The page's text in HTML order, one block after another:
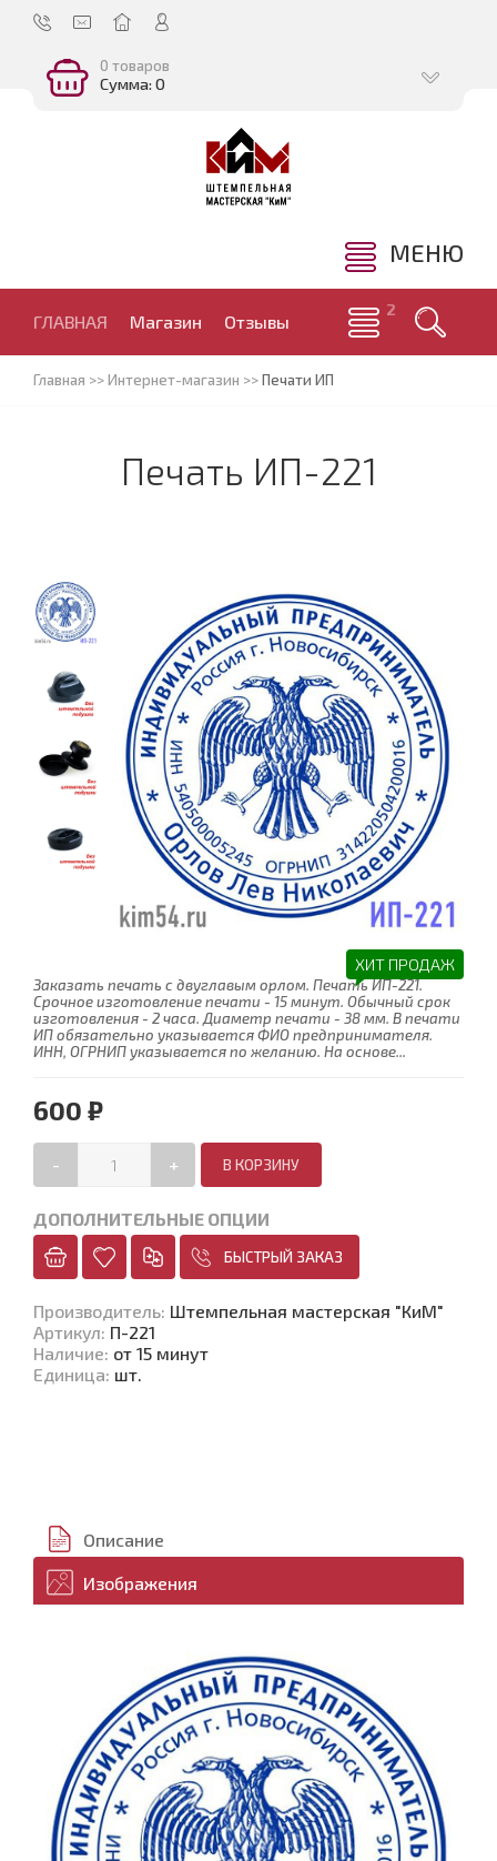
0 товаров
Сумма: 0
МЕНЮ
ГЛАВНАЯ Магазин Отзывы
Главная >>Интернет-магазин >>Печати ИП
Печать ИП-221
ХИТ ПРОДАЖ
Заказать печать с двуглавым орлом. Печать ИП-221.
Срочное изготовление печати - 15 минут. Обычный срок
изготовления - 2 часа. Диаметр печати - 38 мм. В печати
ИП обязательно указывается ФИО предпринимателя.
ИНН, ОГРНИП указывается по желанию. На основе...
600 ₽
- +
ДОПОЛНИТЕЛЬНЫЕ ОПЦИИ
БЫСТРЫЙ ЗАКАЗ
Производитель: Штемпельная мастерская "КиМ"
Артикул: П-221
Наличие: от 15 минут
Единица: шт.
Описание
Изображения